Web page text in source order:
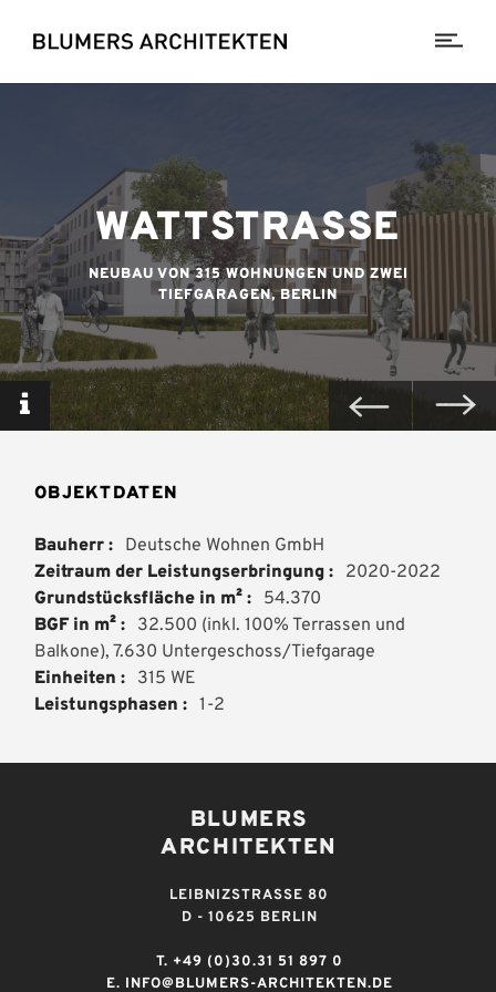
NEUBAU VON 315 WOHNUNGEN UND ZWEI
TIEFGARAGEN, BERLIN
WATTSTRASSE
OBJEKTDATEN
Bauherr
Deutsche Wohnen GmbH
Zeitraum der Leistungserbringung
2020-2022
Grundstücksfläche in m²
54.370
BGF in m²
32.500 (inkl. 100% Terrassen und
Balkone), 7.630 Untergeschoss/Tiefgarage
Einheiten
315 WE
Leistungsphasen
1-2
BLUMERS
ARCHITEKTEN
LEIBNIZSTRASSE 80
D - 10625 BERLIN
T. +49 (0)30.31 51 897 0
E. INFO@BLUMERS-ARCHITEKTEN.DE